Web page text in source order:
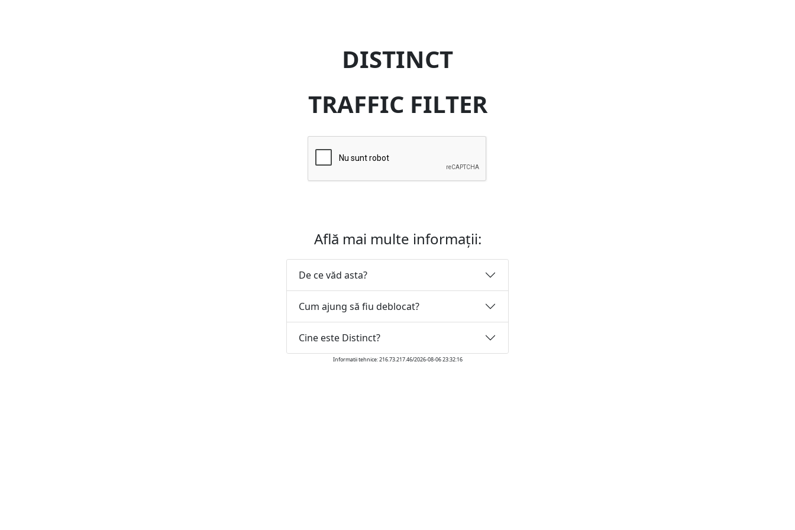
DISTINCT
TRAFFIC FILTER
Află mai multe informații:
De ce văd asta?
Cum ajung să fiu deblocat?
Cine este Distinct?
Informatii tehnice: 216.73.217.46/2026-08-06 23:32:16